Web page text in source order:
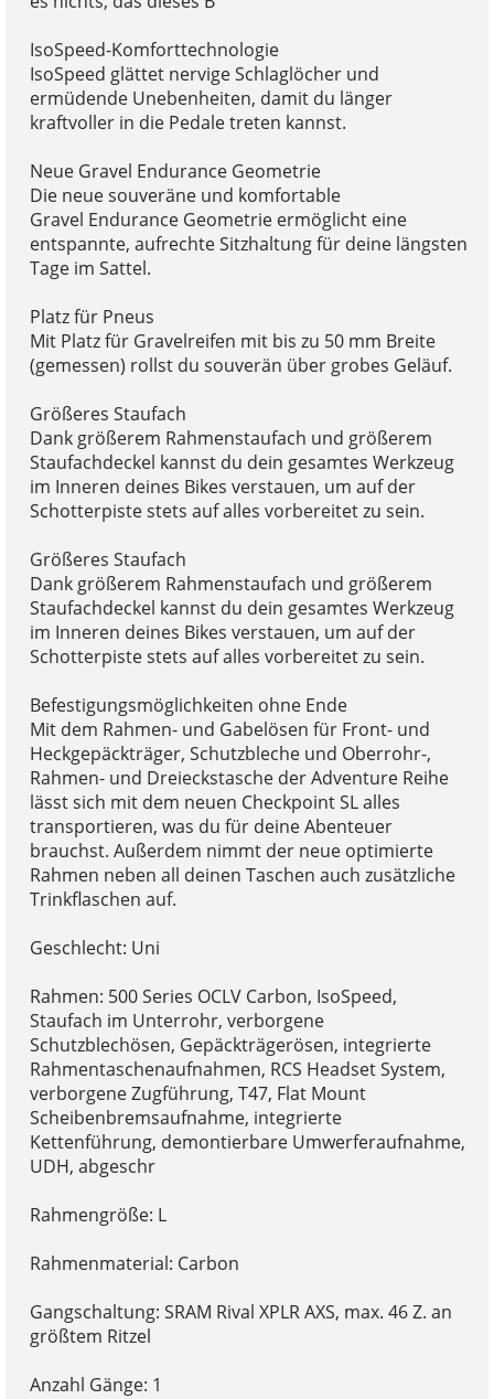
IsoSpeed-Komforttechnologie
IsoSpeed glättet nervige Schlaglöcher und
ermüdende Unebenheiten, damit du länger
kraftvoller in die Pedale treten kannst.
Neue Gravel Endurance Geometrie
Die neue souveräne und komfortable
Gravel Endurance Geometrie ermöglicht eine
entspannte, aufrechte Sitzhaltung für deine längsten
Tage im Sattel.
Platz für Pneus
Mit Platz für Gravelreifen mit bis zu 50 mm Breite
(gemessen) rollst du souverän über grobes Geläuf.
Größeres Staufach
Dank größerem Rahmenstaufach und größerem
Staufachdeckel kannst du dein gesamtes Werkzeug
im Inneren deines Bikes verstauen, um auf der
Schotterpiste stets auf alles vorbereitet zu sein.
Größeres Staufach
Dank größerem Rahmenstaufach und größerem
Staufachdeckel kannst du dein gesamtes Werkzeug
im Inneren deines Bikes verstauen, um auf der
Schotterpiste stets auf alles vorbereitet zu sein.
Befestigungsmöglichkeiten ohne Ende
Mit dem Rahmen- und Gabelösen für Front- und
Heckgepäckträger, Schutzbleche und Oberrohr-,
Rahmen- und Dreieckstasche der Adventure Reihe
lässt sich mit dem neuen Checkpoint SL alles
transportieren, was du für deine Abenteuer
brauchst. Außerdem nimmt der neue optimierte
Rahmen neben all deinen Taschen auch zusätzliche
Trinkflaschen auf.
Geschlecht: Uni
Rahmen: 500 Series OCLV Carbon, IsoSpeed,
Staufach im Unterrohr, verborgene
Schutzblechösen, Gepäckträgerösen, integrierte
Rahmentaschenaufnahmen, RCS Headset System,
verborgene Zugführung, T47, Flat Mount
Scheibenbremsaufnahme, integrierte
Kettenführung, demontierbare Umwerferaufnahme,
UDH, abgeschr
Rahmengröße: L
Rahmenmaterial: Carbon
Gangschaltung: SRAM Rival XPLR AXS, max. 46 Z. an
größtem Ritzel
Anzahl Gänge: 1